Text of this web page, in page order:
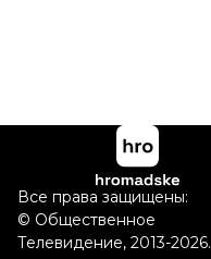
Все права защищены:
© Общественное
Телевидение, 2013-2026.